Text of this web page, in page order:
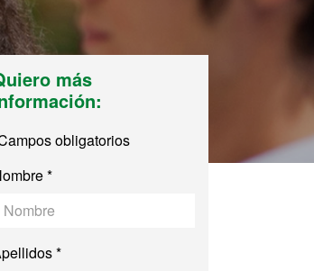
más
obligatorios
*
*